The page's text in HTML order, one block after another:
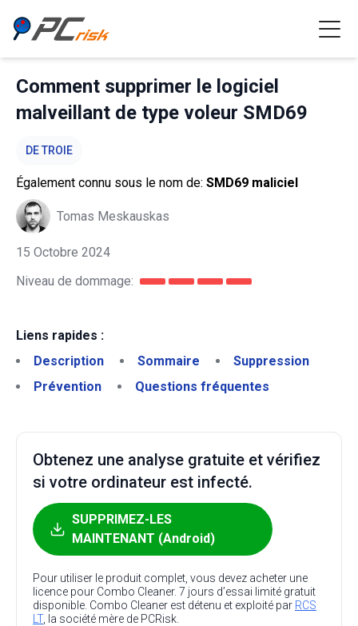
Comment supprimer le logiciel
malveillant de type voleur SMD69
DE TROIE
Également connu sous le nom de: SMD69 maliciel
Tomas Meskauskas
15 Octobre 2024
Niveau de dommage:
Liens rapides :
Description
Sommaire
Suppression
Prévention
Questions fréquentes
Obtenez une analyse gratuite et vérifiez
si votre ordinateur est infecté.
SUPPRIMEZ-LES
MAINTENANT (Android)
Pour utiliser le produit complet, vous devez acheter une
licence pour Combo Cleaner. 7 jours d’essai limité gratuit
disponible. Combo Cleaner est détenu et exploité par RCS
LT, la société mère de PCRisk.